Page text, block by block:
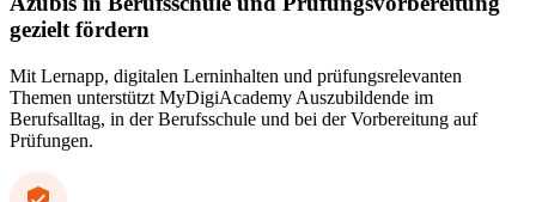
gezielt fördern
Mit Lernapp, digitalen Lerninhalten und prüfungsrelevanten
Themen unterstützt MyDigiAcademy Auszubildende im
Berufsalltag, in der Berufsschule und bei der Vorbereitung auf
Prüfungen.